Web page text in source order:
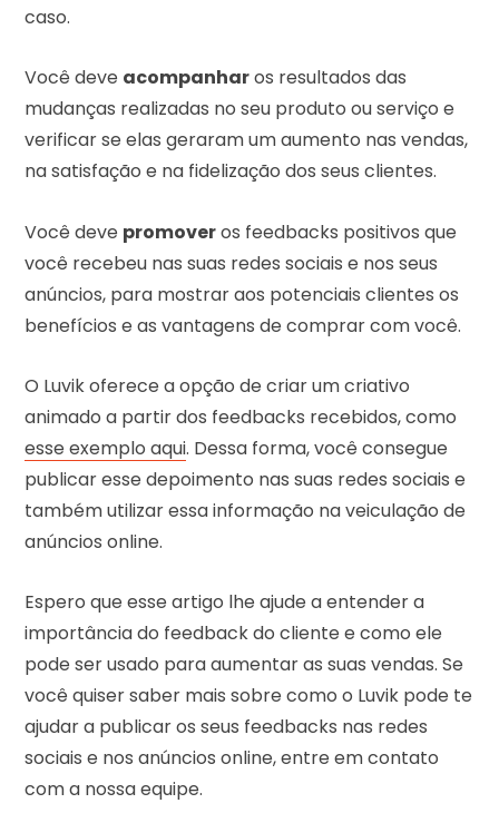
caso.
Você deve acompanharos resultados das
mudanças realizadas no seu produto ou serviço e
verificar se elas geraram um aumento nas vendas,
na satisfação e na fidelização dos seus clientes.
Você deve promoveros feedbacks positivos que
você recebeu nas suas redes sociais e nos seus
anúncios, para mostrar aos potenciais clientes os
benefícios e as vantagens de comprar com você.
O Luvik oferece a opção de criar um criativo
animado a partir dos feedbacks recebidos, como
esse exemplo aqui. Dessa forma, você consegue
publicar esse depoimento nas suas redes sociais e
também utilizar essa informação na veiculação de
anúncios online.
Espero que esse artigo lhe ajude a entender a
importância do feedback do cliente e como ele
pode ser usado para aumentar as suas vendas. Se
você quiser saber mais sobre como o Luvik pode te
ajudar a publicar os seus feedbacks nas redes
sociais e nos anúncios online, entre em contato
com a nossa equipe.